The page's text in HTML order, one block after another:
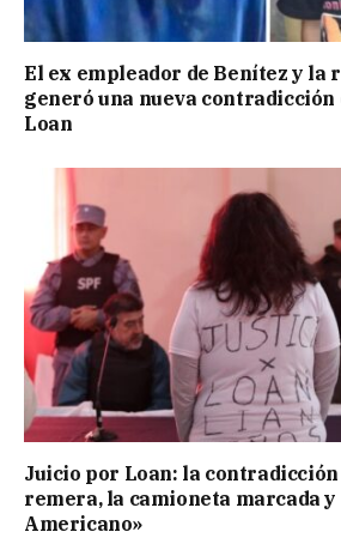
El ex empleador de Benítez y la
generó una nueva
Loan
Juicio por Loan: la contradicción
remera, la camioneta marcada y
Americano»